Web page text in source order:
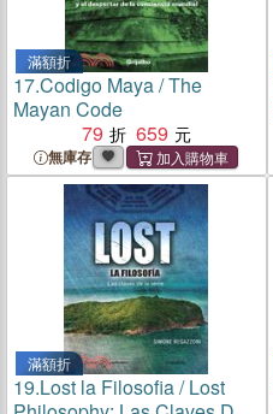
滿額折
17.Codigo Maya / The
Mayan Code
79
659
無庫存
滿額折
19.Lost la Filosofia / Lost